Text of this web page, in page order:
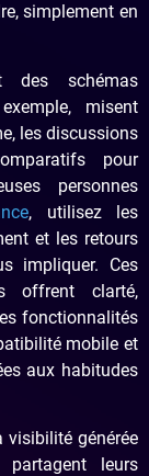
simplement en
des schémas
misent
les discussions
pour
personnes
, utilisez les
et les retours
impliquer. Ces
offrent clarté,
fonctionnalités
mobile et
aux habitudes
visibilité générée
leurs